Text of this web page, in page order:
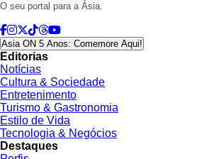
O seu portal para a Ásia.
Asia ON 5 Anos: Comemore Aqui!
Editorias
Notícias
Cultura & Sociedade
Entretenimento
Turismo & Gastronomia
Estilo de Vida
Tecnologia & Negócios
Destaques